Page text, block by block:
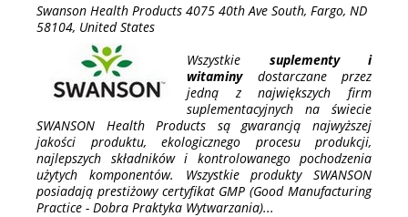
Swanson Health Products 4075 40th Ave South, Fargo, ND
58104, United States
Wszystkie suplementy i
witaminydostarczane przez
jedną z największych firm
suplementacyjnych na świecie
SWANSON Health Products są gwarancją najwyższej
jakości produktu, ekologicznego procesu produkcji,
najlepszych składników i kontrolowanego pochodzenia
użytych komponentów. Wszystkie produkty SWANSON
posiadają prestiżowy certyfikat GMP (Good Manufacturing
Practice - Dobra Praktyka Wytwarzania)...